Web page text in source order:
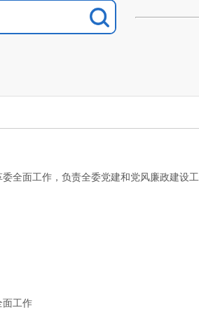
全面工作，负责全委党建和党风廉政建设工
面工作